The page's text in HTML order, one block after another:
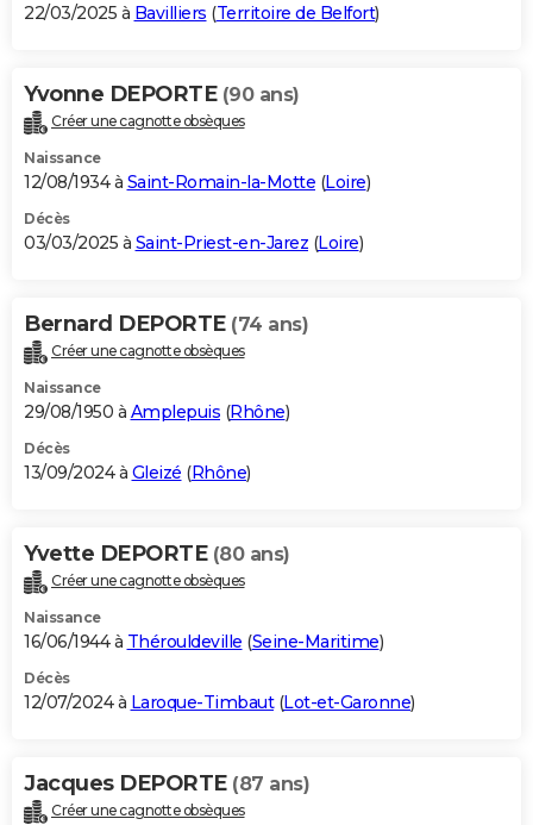
22/03/2025 à Bavilliers (Territoire de Belfort)
Yvonne DEPORTE (90 ans)
Créer une cagnotte obsèques
Naissance
12/08/1934 à Saint-Romain-la-Motte (Loire)
Décès
03/03/2025 à Saint-Priest-en-Jarez (Loire)
Bernard DEPORTE (74 ans)
Créer une cagnotte obsèques
Naissance
29/08/1950 à Amplepuis (Rhône)
Décès
13/09/2024 à Gleizé (Rhône)
Yvette DEPORTE (80 ans)
Créer une cagnotte obsèques
Naissance
16/06/1944 à Thérouldeville (Seine-Maritime)
Décès
12/07/2024 à Laroque-Timbaut(Lot-et-Garonne)
Jacques DEPORTE (87 ans)
Créer une cagnotte obsèques